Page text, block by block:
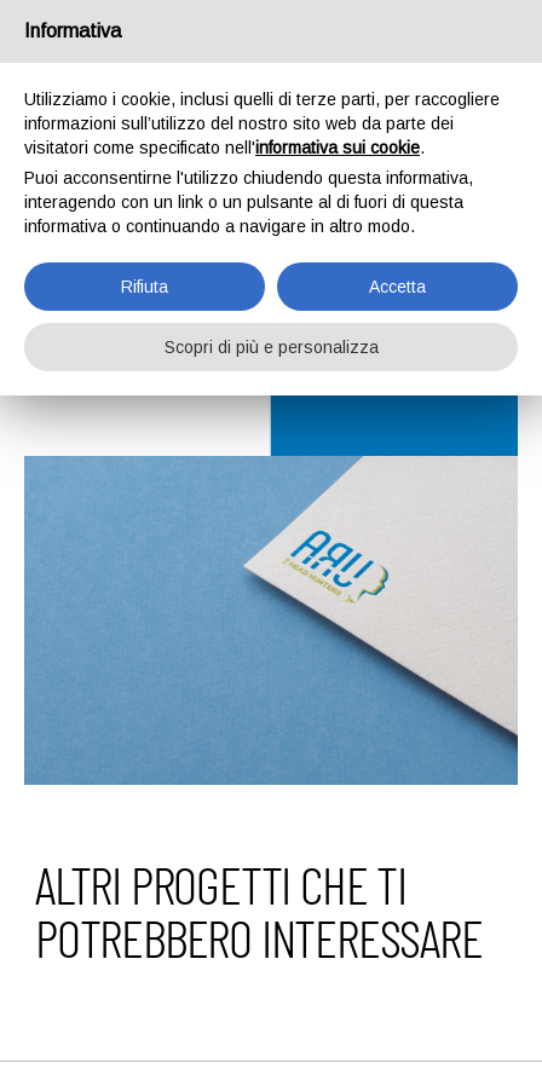
ALTRI PROGETTI CHE TI
POTREBBERO INTERESSARE
Informativa
Utilizziamo i cookie, inclusi quelli di terze parti, per raccogliere
informazioni sull’utilizzo del nostro sito web da parte dei
visitatori come specificato nell'informativa sui cookie.
Puoi acconsentirne l'utilizzo chiudendo questa informativa,
interagendo con un link o un pulsante al di fuori di questa
informativa o continuando a navigare in altro modo.
Rifiuta Accetta
Scopri di più e personalizza